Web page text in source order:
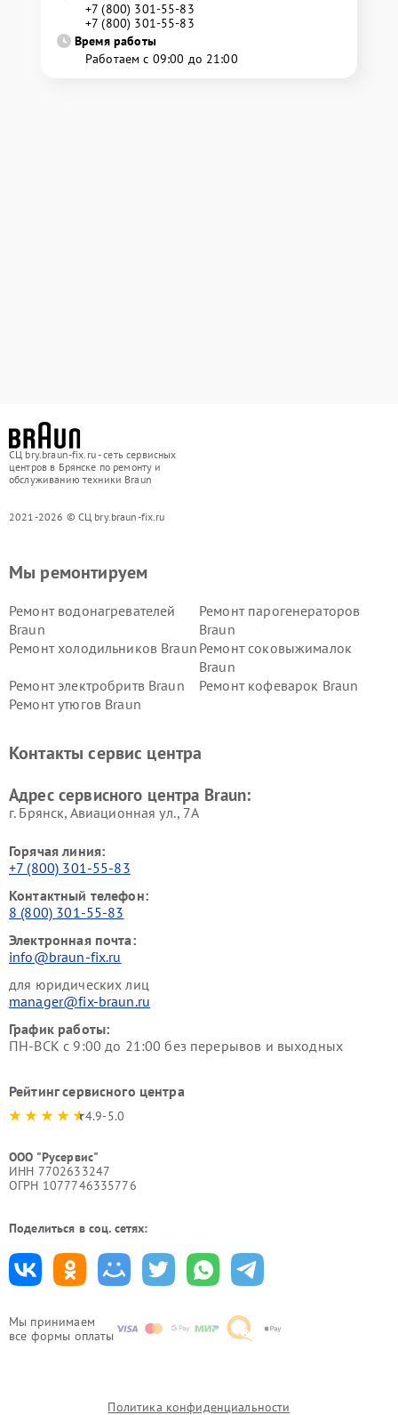
+7 (800) 301-55-83
+7 (800) 301-55-83
Время работы
Работаем с 09:00 до 21:00
СЦ bry.braun-fix.ru - сеть сервисных
центров в Брянске по ремонту и
обслуживанию техники Braun
2021-2026 © СЦ bry.braun-fix.ru
Мы принимаем
все формы оплаты
Мы ремонтируем
Ремонт водонагревателей
Braun
Ремонт парогенераторов
Braun
Ремонт холодильников Braun Ремонт соковыжималок
Braun
Ремонт электробритв Braun
Ремонт кофеварок Braun
Ремонт утюгов Braun
Контакты сервис центра
Адрес сервисного центра Braun:
г. Брянск, Авиационная ул., 7А
Горячая линия:
+7 (800) 301-55-83
Контактный телефон:
8 (800) 301-55-83
Электронная почта:
info@braun-fix.ru
для юридических лиц
manager@fix-braun.ru
График работы:
ПН-ВСК с 9:00 до 21:00 без перерывов и выходных
Рейтинг сервисного центра
4.9-5.0
ООО "Русервис"
ИНН 7702633247
ОГРН 1077746335776
Поделиться в соц. сетях:
Политика конфиденциальности